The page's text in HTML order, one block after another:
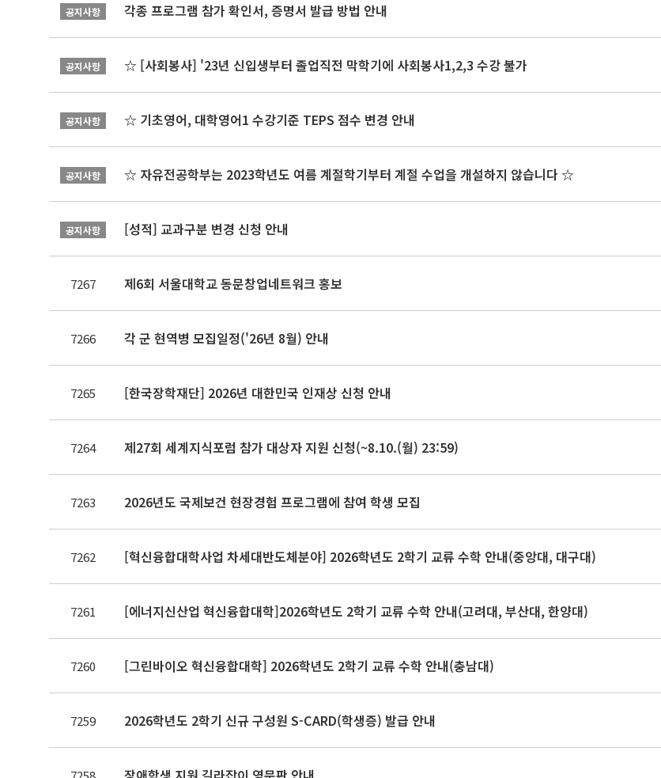
공지사항 각종 프로그램 참가 확인서, 증명서 발급 방법 안내
공지사항 ☆ [사회봉사] '23년 신입생부터 졸업직전 막학기에 사회봉사1,2,3 수강 불가
공지사항 ☆ 기초영어, 대학영어1 수강기준 TEPS 점수 변경 안내
공지사항 ☆ 자유전공학부는 2023학년도 여름 계절학기부터 계절 수업을 개설하지 않습니다 ☆
공지사항 [성적] 교과구분 변경 신청 안내
7267 제6회 서울대학교 동문창업네트워크 홍보
7266 각 군 현역병 모집일정('26년 8월) 안내
7265 [한국장학재단] 2026년 대한민국 인재상 신청 안내
7264 제27회 세계지식포럼 참가 대상자 지원 신청(~8.10.(월) 23:59)
7263 2026년도 국제보건 현장경험 프로그램에 참여 학생 모집
7262 [혁신융합대학사업 차세대반도체분야] 2026학년도 2학기 교류 수학 안내(중앙대, 대구대)
7261 [에너지신산업 혁신융합대학]2026학년도 2학기 교류 수학 안내(고려대, 부산대, 한양대)
7260 [그린바이오 혁신융합대학] 2026학년도 2학기 교류 수학 안내(충남대)
7259 2026학년도 2학기 신규 구성원 S-CARD(학생증) 발급 안내